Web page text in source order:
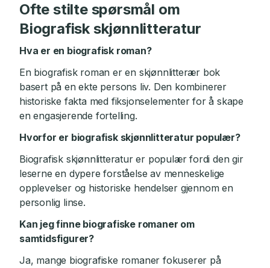
Ofte stilte spørsmål om
Biografisk skjønnlitteratur
Hva er en biografisk roman?
En biografisk roman er en skjønnlitterær bok
basert på en ekte persons liv. Den kombinerer
historiske fakta med fiksjonselementer for å skape
en engasjerende fortelling.
Hvorfor er biografisk skjønnlitteratur populær?
Biografisk skjønnlitteratur er populær fordi den gir
leserne en dypere forståelse av menneskelige
opplevelser og historiske hendelser gjennom en
personlig linse.
Kan jeg finne biografiske romaner om
samtidsfigurer?
Ja, mange biografiske romaner fokuserer på